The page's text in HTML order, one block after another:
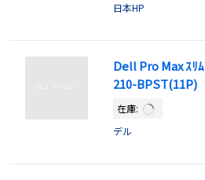
日本HP
Dell Pro Max ｽﾘﾑ
210-BPST(11P)
在庫:
デル